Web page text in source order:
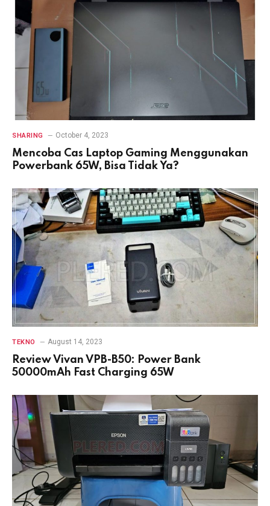
SHARING October 4, 2023
Mencoba Cas Laptop Gaming Menggunakan
Powerbank 65W, Bisa Tidak Ya?
TEKNO August 14, 2023
Review Vivan VPB-B50: Power Bank
50000mAh Fast Charging 65W